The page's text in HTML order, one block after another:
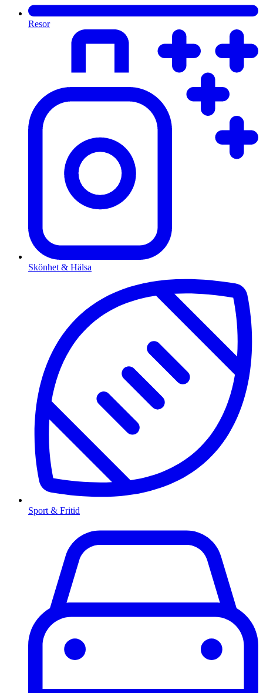
Resor
Skönhet & Hälsa
Sport & Fritid